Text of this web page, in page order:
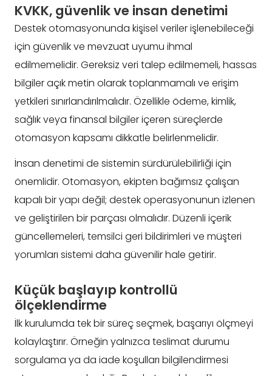
KVKK, güvenlik ve insan denetimi
Destek otomasyonunda kişisel veriler işlenebileceği
için güvenlik ve mevzuat uyumu ihmal
edilmemelidir. Gereksiz veri talep edilmemeli, hassas
bilgiler açık metin olarak toplanmamalı ve erişim
yetkileri sınırlandırılmalıdır. Özellikle ödeme, kimlik,
sağlık veya finansal bilgiler içeren süreçlerde
otomasyon kapsamı dikkatle belirlenmelidir.
İnsan denetimi de sistemin sürdürülebilirliği için
önemlidir. Otomasyon, ekipten bağımsız çalışan
kapalı bir yapı değil; destek operasyonunun izlenen
ve geliştirilen bir parçası olmalıdır. Düzenli içerik
güncellemeleri, temsilci geri bildirimleri ve müşteri
yorumları sistemi daha güvenilir hale getirir.
Küçük başlayıp kontrollü
ölçeklendirme
İlk kurulumda tek bir süreç seçmek, başarıyı ölçmeyi
kolaylaştırır. Örneğin yalnızca teslimat durumu
sorgulama ya da iade koşulları bilgilendirmesi